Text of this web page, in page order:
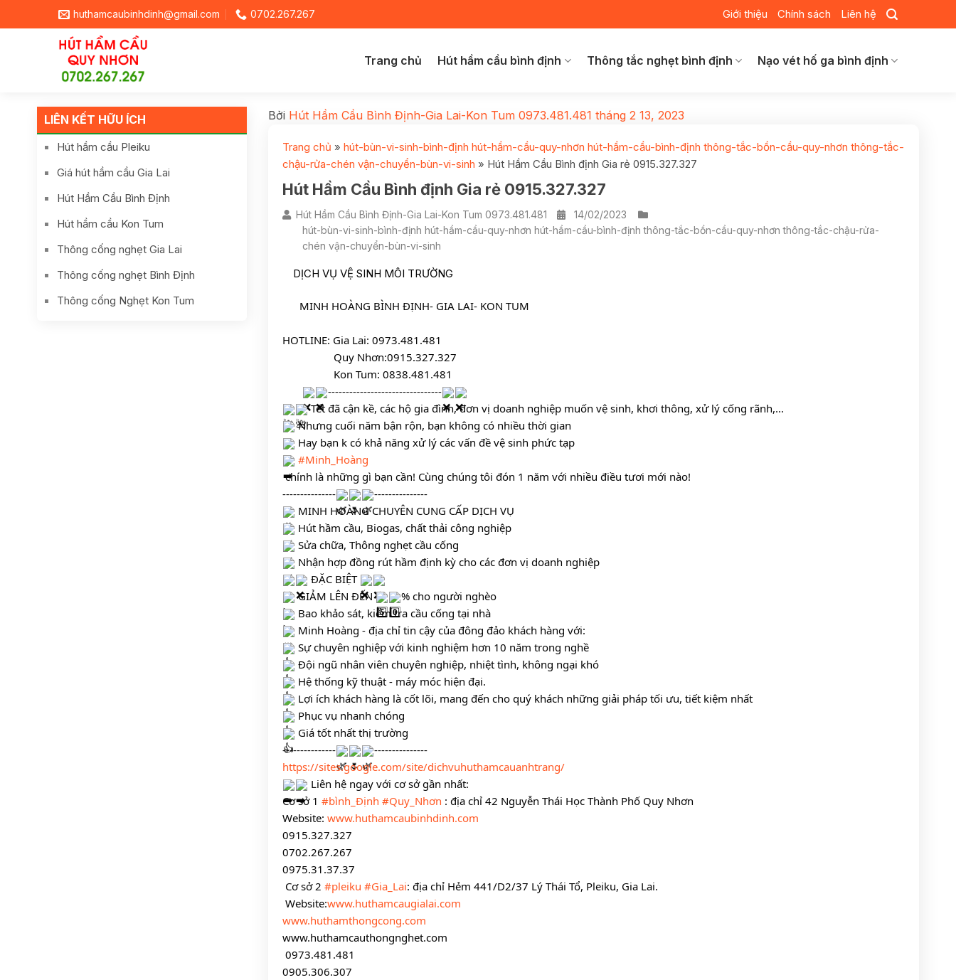
huthamcaubinhdinh@gmail.com 0702.267.267 Giới thiệu Chính sách Liên hệ
Trang chủ Hút hầm cầu bình định Thông tắc nghẹt bình định Nạo vét hố ga bình định
LIÊN KẾT HỮU ÍCH
Hút hầm cầu Pleiku
Giá hút hầm cầu Gia Lai
Hút Hầm Cầu Bình Định
Hút hầm cầu Kon Tum
Thông cống nghẹt Gia Lai
Thông cống nghẹt Bình Định
Thông cống Nghẹt Kon Tum
Bởi Hút Hầm Cầu Bình Định-Gia Lai-Kon Tum 0973.481.481 tháng 2 13, 2023
Trang chủ » hút-bùn-vi-sinh-bình-định hút-hầm-cầu-quy-nhơn hút-hầm-cầu-bình-định thông-tắc-bồn-cầu-quy-nhơn thông-tắc-
chậu-rửa-chén vận-chuyển-bùn-vi-sinh » Hút Hầm Cầu Bình định Gia rẻ 0915.327.327
Hút Hầm Cầu Bình định Gia rẻ 0915.327.327
Hút Hầm Cầu Bình Định-Gia Lai-Kon Tum 0973.481.481
14/02/2023
hút-bùn-vi-sinh-bình-định hút-hầm-cầu-quy-nhơn hút-hầm-cầu-bình-định thông-tắc-bồn-cầu-quy-nhơn thông-tắc-chậu-rửa-
chén vận-chuyển-bùn-vi-sinh
DỊCH VỤ VỆ SINH MÔI TRƯỜNG
      MINH HOÀNG BÌNH ĐỊNH- GIA LAI- KON TUM
HOTLINE: Gia Lai: 0973.481.481
             Quy Nhơn:0915.327.327
                  Kon Tum: 0838.481.481
--------------------------------
Tết đã cận kề, các hộ gia đình, đơn vị doanh nghiệp muốn vệ sinh, khơi thông, xử lý cống rãnh,...
Nhưng cuối năm bận rộn, bạn không có nhiều thời gian
Hay bạn k có khả năng xử lý các vấn đề vệ sinh phức tạp
#Minh_Hoàng
chính là những gì bạn cần! Cùng chúng tôi đón 1 năm với nhiều điều tươi mới nào!
---------------
---------------
MINH HOÀNG CHUYÊN CUNG CẤP DỊCH VỤ
Hút hầm cầu, Biogas, chất thải công nghiệp
Sửa chữa, Thông nghẹt cầu cống
Nhận hợp đồng rút hầm định kỳ cho các đơn vị doanh nghiệp
ĐẶC BIỆT
GIẢM LÊN ĐẾN
% cho người nghèo
Bao khảo sát, kiểm tra cầu cống tại nhà
Minh Hoàng - địa chỉ tin cậy của đông đảo khách hàng với:
Sự chuyên nghiệp với kinh nghiệm hơn 10 năm trong nghề
Đội ngũ nhân viên chuyên nghiệp, nhiệt tình, không ngại khó
Hệ thống kỹ thuật - máy móc hiện đại.
Lợi ích khách hàng là cốt lõi, mang đến cho quý khách những giải pháp tối ưu, tiết kiệm nhất
Phục vụ nhanh chóng
Giá tốt nhất thị trường
---------------
---------------
https://sites.google.com/site/dichvuhuthamcauanhtrang/
Liên hệ ngay với cơ sở gần nhất:
Cơ sở 1 #bình_Định #Quy_Nhơn : địa chỉ 42 Nguyễn Thái Học Thành Phố Quy Nhơn
Website: www.huthamcaubinhdinh.com
0915.327.327
0702.267.267
0975.31.37.37
Cơ sở 2 #pleiku #Gia_Lai: địa chỉ Hẻm 441/D2/37 Lý Thái Tổ, Pleiku, Gia Lai.
Website:www.huthamcaugialai.com
www.huthamthongcong.com
www.huthamcauthongnghet.com
0973.481.481
0905.306.307